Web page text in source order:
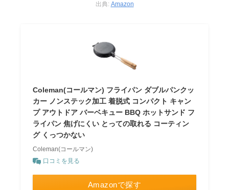
出典: Amazon
Coleman(コールマン) フライパン ダブルパンクッ
カー ノンステック加工 着脱式 コンパクト キャン
プ アウトドア バーベキュー BBQ ホットサンド フ
ライパン 焦げにくい とっての取れる コーティン
グ くっつかない
Coleman(コールマン)
口コミを見る
Amazonで探す